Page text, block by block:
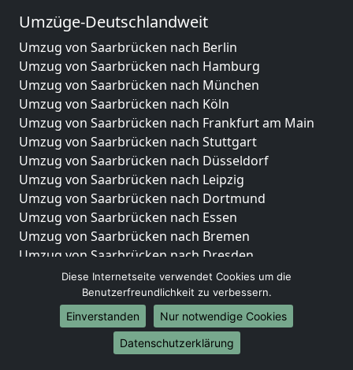
Umzüge-Deutschlandweit
Umzug von Saarbrücken nach Berlin
Umzug von Saarbrücken nach Hamburg
Umzug von Saarbrücken nach München
Umzug von Saarbrücken nach Köln
Umzug von Saarbrücken nach Frankfurt am Main
Umzug von Saarbrücken nach Stuttgart
Umzug von Saarbrücken nach Düsseldorf
Umzug von Saarbrücken nach Leipzig
Umzug von Saarbrücken nach Dortmund
Umzug von Saarbrücken nach Essen
Umzug von Saarbrücken nach Bremen
Umzug von Saarbrücken nach Dresden
Umzug von Saarbrücken nach Hannover
Umzug von Saarbrücken nach Nürnberg
Umzug von Saarbrücken nach Duisburg
Umzug von Saarbrücken nach Bochum
Umzug von Saarbrücken nach Wuppertal
Diese Internetseite verwendet Cookies um die
Benutzerfreundlichkeit zu verbessern.
Einverstanden
Nur notwendige Cookies
Datenschutzerklärung